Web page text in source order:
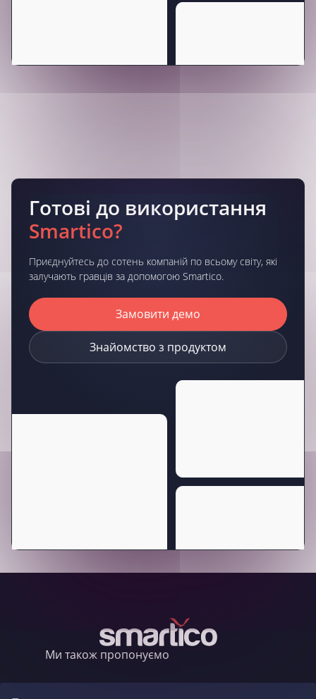
Готові до використання
Smartico?
Приєднуйтесь до сотень компаній по всьому світу, які
залучають гравців за допомогою Smartico.
Замовити демо
Знайомство з продуктом
Ми також пропонуємо